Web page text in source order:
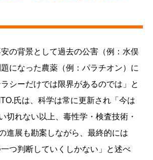
の背景として過去の公害（例：水俣
になった農薬（例：パラチオン）に
シーだけでは限界があるのでは」と
氏は、科学は常に更新され「今は
切れない以上、毒性学・検査技術・
進展も勘案しながら、最終的には
一つ判断していくしかない」と述べ